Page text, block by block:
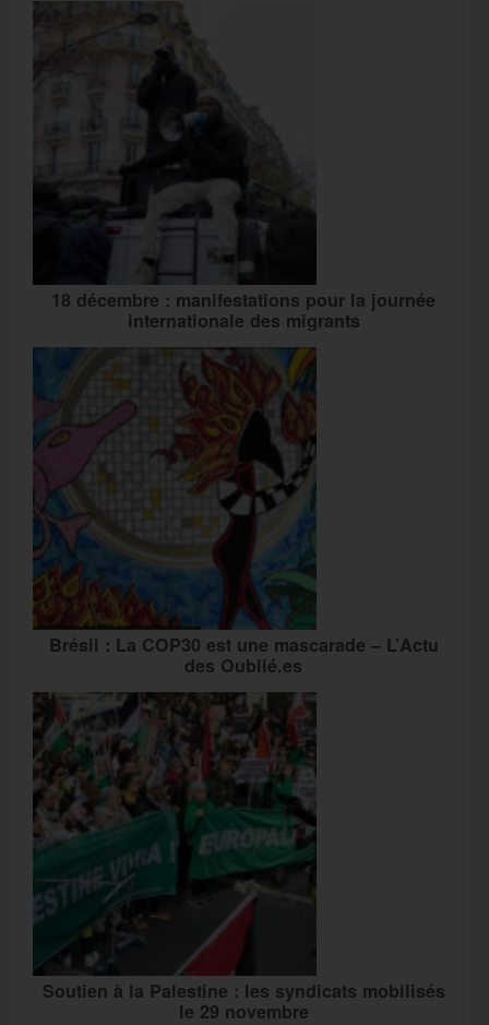
18 décembre : manifestations pour la journée
internationale des migrants
Brésil : La COP30 est une mascarade – L’Actu
des Oublié.es
Soutien à la Palestine : les syndicats mobilisés
le 29 novembre